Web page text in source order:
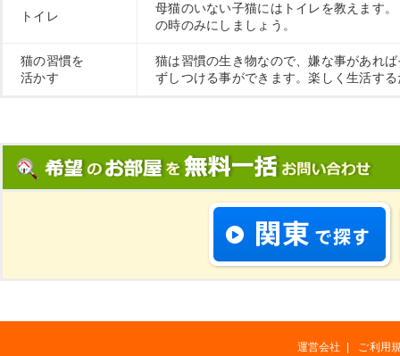
トイレ
母猫のいない子猫にはトイレを教えます
の時のみにしましょう。
猫の習慣を
活かす
猫は習慣の生き物なので、嫌な事があれ
ずしつける事ができます。楽しく生活す
運営会社 ご利用